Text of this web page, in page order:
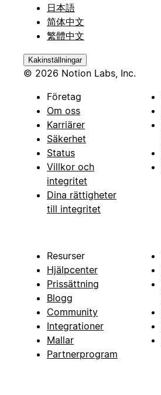
日本語
简体中文
繁體中文
Kakinställningar
© 2026 Notion Labs, Inc.
Företag
Om oss
Karriärer
Säkerhet
Status
Villkor och
integritet
Dina rättigheter
till integritet
Resurser
Hjälpcenter
Prissättning
Blogg
Community
Integrationer
Mallar
Partnerprogram